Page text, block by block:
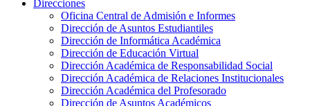
Direcciones
Oficina Central de Admisión e Informes
Dirección de Asuntos Estudiantiles
Dirección de Informática Académica
Dirección de Educación Virtual
Dirección Académica de Responsabilidad Social
Dirección Académica de Relaciones Institucionales
Dirección Académica del Profesorado
Dirección de Asuntos Académicos